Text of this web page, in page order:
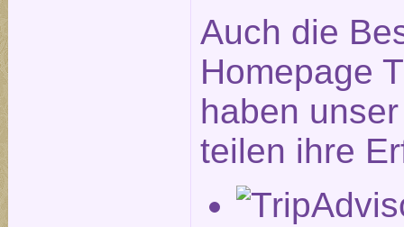
Auch die
Homepage
haben
teilen ihre